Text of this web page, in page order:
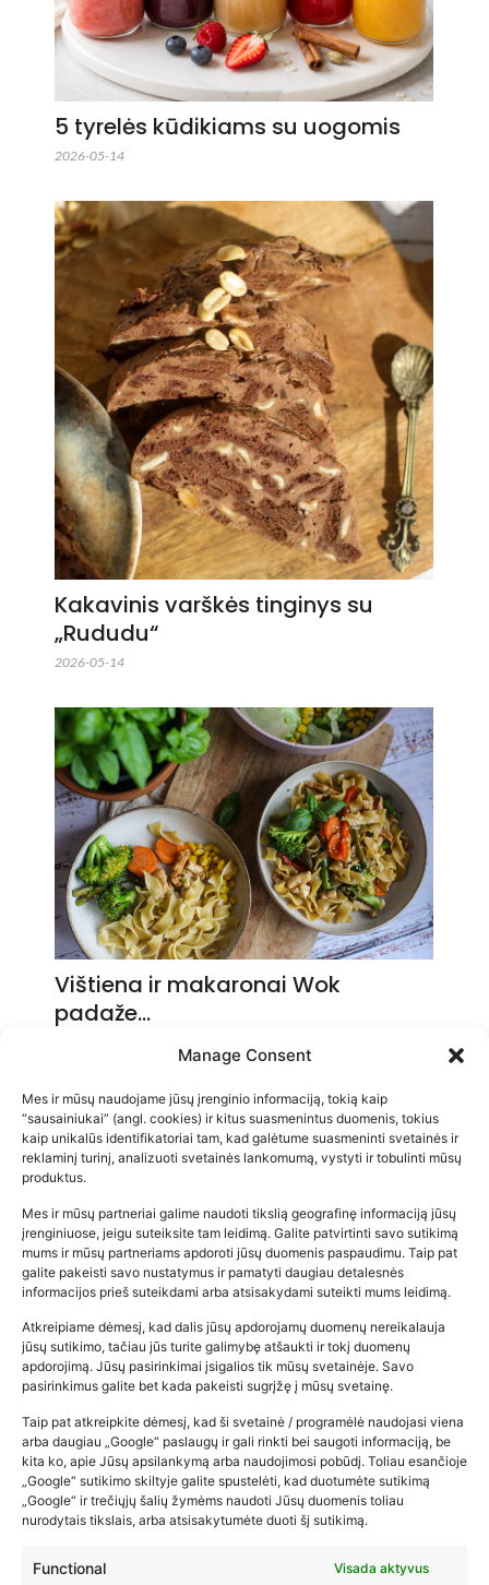
Manage Consent
Mes ir mūsų naudojame jūsų įrenginio informaciją, tokią kaip
“sausainiukai” (angl. cookies) ir kitus suasmenintus duomenis, tokius
kaip unikalūs identifikatoriai tam, kad galėtume suasmeninti svetainės ir
reklaminį turinį, analizuoti svetainės lankomumą, vystyti ir tobulinti mūsų
produktus.
Mes ir mūsų partneriai galime naudoti tikslią geografinę informaciją jūsų
įrenginiuose, jeigu suteiksite tam leidimą. Galite patvirtinti savo sutikimą
mums ir mūsų partneriams apdoroti jūsų duomenis paspaudimu. Taip pat
galite pakeisti savo nustatymus ir pamatyti daugiau detalesnės
informacijos prieš suteikdami arba atsisakydami suteikti mums leidimą.
Atkreipiame dėmesį, kad dalis jūsų apdorojamų duomenų nereikalauja
jūsų sutikimo, tačiau jūs turite galimybę atšaukti ir tokį duomenų
apdorojimą. Jūsų pasirinkimai įsigalios tik mūsų svetainėje. Savo
pasirinkimus galite bet kada pakeisti sugrįžę į mūsų svetainę.
Taip pat atkreipkite dėmesį, kad ši svetainė / programėlė naudojasi viena
arba daugiau „Google“ paslaugų ir gali rinkti bei saugoti informaciją, be
kita ko, apie Jūsų apsilankymą arba naudojimosi pobūdį. Toliau esančioje
„Google“ sutikimo skiltyje galite spustelėti, kad duotumėte sutikimą
„Google“ ir trečiųjų šalių žymėms naudoti Jūsų duomenis toliau
nurodytais tikslais, arba atsisakytumėte duoti šį sutikimą.
Functional Visada aktyvus
5 tyrelės kūdikiams su uogomis
2026-05-14
Kakavinis varškės tinginys su
„Rududu“
2026-05-14
Vištiena ir makaronai Wok
padaže…
Populiariausios parduotuvės
kūdikių tyrelės –…
2026-02-22